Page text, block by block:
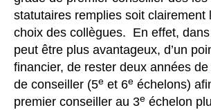
statutaires remplies soit clairement
choix des collègues. En effet, dans
peut être plus avantageux, d’un
financier, de rester deux années
de conseiller (5e et 6e échelons)
premier conseiller au 3e échelon